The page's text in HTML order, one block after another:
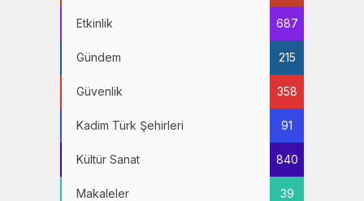
Etkinlik 687
Gündem 215
Güvenlik 358
Kadim Türk Şehirleri 91
Kültür Sanat 840
Makaleler 39